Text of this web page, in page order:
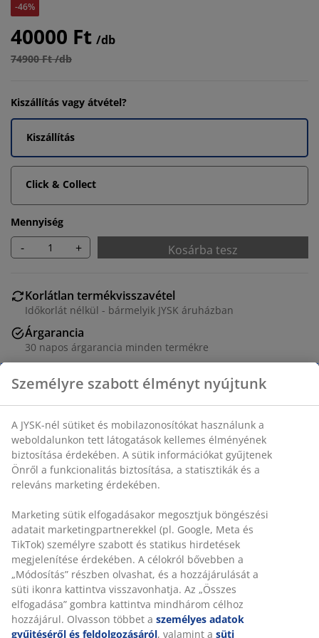
-46%
40000 Ft /db
74900 Ft /db
Kiszállítás vagy átvétel?
Kiszállítás
Click & Collect
Mennyiség
- + Kosárba tesz
Korlátlan termékvisszavétel
Időkorlát nélkül - bármelyik JYSK áruházban
Árgarancia
30 napos árgarancia minden termékre
Gyors és egyszerű házhozszállítás, ahogy Ön szeretné
Szövet huzattal. Habszivacs ülő- és hátrésszel. Tömör
fa vázzal. SZ67 x MA81 x MÉ70 cm
Összeszerelési útmutató
Részletes Adatok
Személyre szabott élményt nyújtunk
A JYSK-nél sütiket és mobilazonosítókat használunk a
weboldalunkon tett látogatások kellemes élményének
biztosítása érdekében. A sütik információkat gyűjtenek
Önről a funkcionalitás biztosítása, a statisztikák és a
releváns marketing érdekében.
Marketing sütik elfogadásakor megosztjuk böngészési
adatait marketingpartnerekkel (pl. Google, Meta és
TikTok) személyre szabott és statikus hirdetések
megjelenítése érdekében. A célokról bővebben a
„Módosítás” részben olvashat, és a hozzájárulását a
süti ikonra kattintva visszavonhatja. Az „Összes
elfogadása” gombra kattintva mindhárom célhoz
hozzájárul. Olvasson többet a személyes adatok
gyűjtéséről és feldolgozásáról, valamint a süti